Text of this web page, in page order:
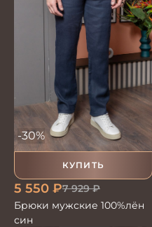
КУПИТЬ
-30%
5 550 ₽7 929₽
Брюки мужские 100%лён
син